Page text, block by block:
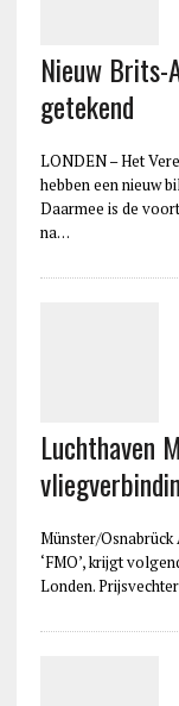
Nieuw Brits-
getekend
LONDEN – Het
hebben een nieuw
Daarmee is de
na…
Luchthaven
Münster/
‘FMO’, krijgt
Londen.